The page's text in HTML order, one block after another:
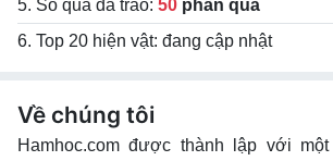
5. Số quà đã trao: 50 phần quà
6. Top 20 hiện vật: đang cập nhật
Về chúng tôi
Hamhoc.com được thành lập với